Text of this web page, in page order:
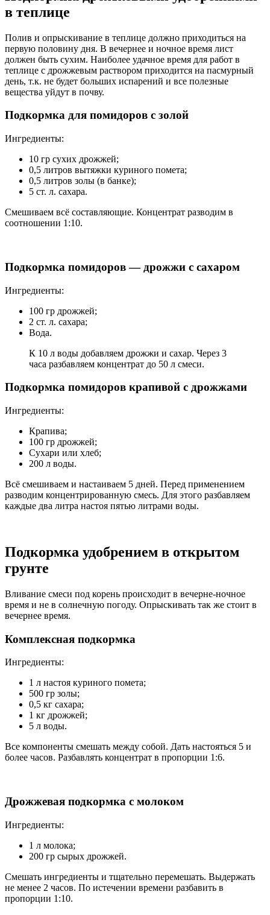
в теплице
Полив и опрыскивание в теплице должно приходиться на
первую половину дня. В вечернее и ночное время лист
должен быть сухим. Наиболее удачное время для работ в
теплице с дрожжевым раствором приходится на пасмурный
день, т.к. не будет больших испарений и все полезные
вещества уйдут в почву.
Подкормка для помидоров с золой
Ингредиенты:
10 гр сухих дрожжей;
0,5 литров вытяжки куриного помета;
0,5 литров золы (в банке);
5 ст. л. сахара.
Смешиваем всё составляющие. Концентрат разводим в
соотношении 1:10.
Подкормка помидоров — дрожжи с сахаром
Ингредиенты:
100 гр дрожжей;
2 ст. л. сахара;
Вода.
К 10 л воды добавляем дрожжи и сахар. Через 3
часа разбавляем концентрат до 50 л смеси.
Подкормка помидоров крапивой с дрожжами
Ингредиенты:
Крапива;
100 гр дрожжей;
Сухари или хлеб;
200 л воды.
Всё смешиваем и настаиваем 5 дней. Перед применением
разводим концентрированную смесь. Для этого разбавляем
каждые два литра настоя пятью литрами воды.
Подкормка удобрением в открытом
грунте
Вливание смеси под корень происходит в вечерне-ночное
время и не в солнечную погоду. Опрыскивать так же стоит в
вечернее время.
Комплексная подкормка
Ингредиенты:
1 л настоя куриного помета;
500 гр золы;
0,5 кг сахара;
1 кг дрожжей;
5 л воды.
Все компоненты смешать между собой. Дать настояться 5 и
более часов. Разбавлять концентрат в пропорции 1:6.
Дрожжевая подкормка с молоком
Ингредиенты:
1 л молока;
200 гр сырых дрожжей.
Смешать ингредиенты и тщательно перемешать. Выдержать
не менее 2 часов. По истечении времени разбавить в
пропорции 1:10.